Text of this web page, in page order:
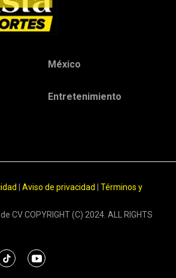
México
Entretenimiento
Aviso de privacidad
Términos y
CV COPYRIGHT (C) 2024. ALL RIGHTS
t
y